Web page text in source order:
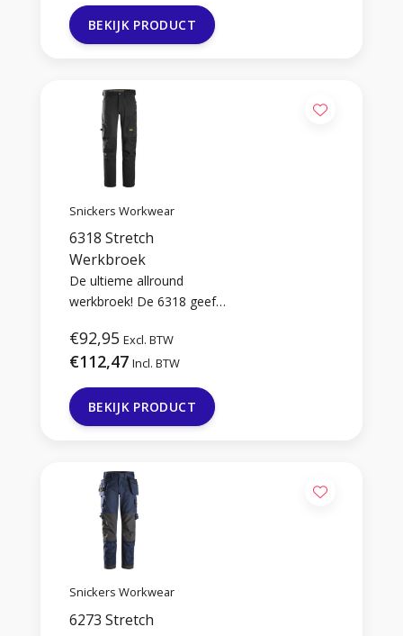
BEKIJK PRODUCT
Snickers Workwear
6318 Stretch
Werkbroek
De ultieme allround
werkbroek! De 6318 geeft
bewegingsvrijheid door 4-
weg stretch en biedt
duurzame bescherming
met CORDURA®-
verstevigingen. Klaar voor
sportieve look.
€92,95 Excl. BTW
€112,47 Incl. BTW
BEKIJK PRODUCT
Snickers Workwear
6273 Stretch